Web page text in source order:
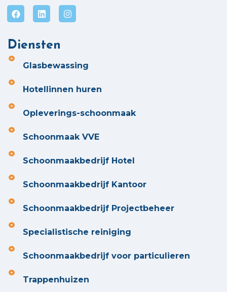
Diensten
Glasbewassing
Hotellinnen huren
Opleverings-schoonmaak
Schoonmaak VVE
Schoonmaakbedrijf Hotel
Schoonmaakbedrijf Kantoor
Schoonmaakbedrijf Projectbeheer
Specialistische reiniging
Schoonmaakbedrijf voor particulieren
Trappenhuizen